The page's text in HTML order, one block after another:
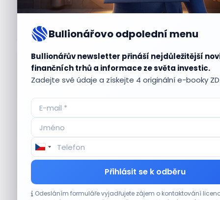
Bullionářovo odpolední menu
Bullionářův newsletter přináší nejdůležitější
finančních trhů a informace ze světa investic.
Zadejte své údaje a získejte 4 originální e-booky
Přihlásit se k odběru
Odesláním formuláře vyjadřujete zájem o kontaktování
Aktuálnípříležitosti
Výsledky společností jsou silné. Proč to